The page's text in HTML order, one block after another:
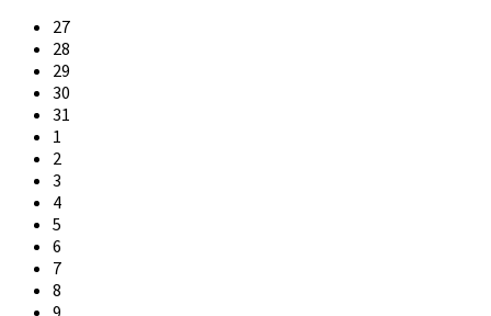
Skip
calendar
days
27
28
29
30
31
1
2
3
4
5
6
7
8